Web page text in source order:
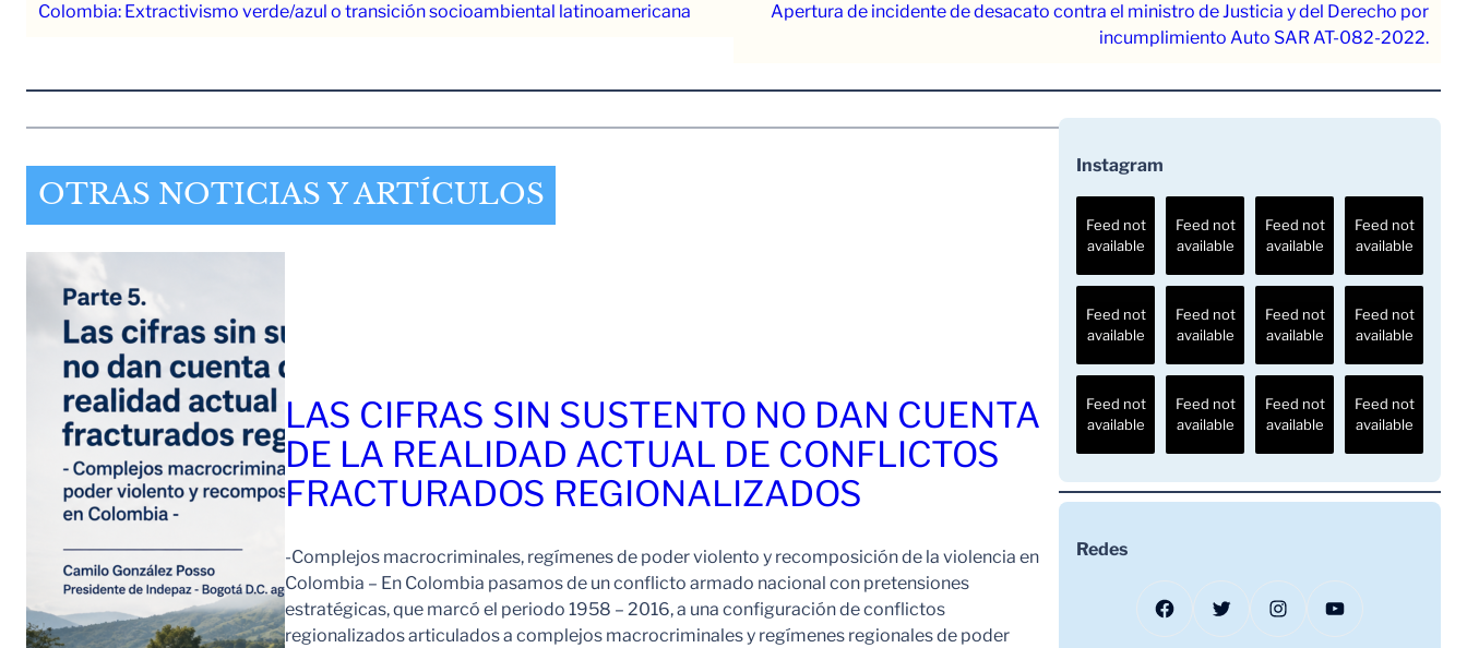
Colombia: Extractivismo verde/azul o transición socioambiental latinoamericana
Apertura de incidente de desacato contra el ministro de Justicia y del Derecho por
incumplimiento Auto SAR AT-082-2022.
OTRAS NOTICIAS Y ARTÍCULOS
LAS CIFRAS SIN SUSTENTO NO DAN CUENTA
DE LA REALIDAD ACTUAL DE CONFLICTOS
FRACTURADOS REGIONALIZADOS
-Complejos macrocriminales, regímenes de poder violento y recomposición de la violencia en
Colombia – En Colombia pasamos de un conflicto armado nacional con pretensiones
estratégicas, que marcó el periodo 1958 – 2016, a una configuración de conflictos
regionalizados articulados a complejos macrocriminales y regímenes regionales de poder
Instagram
Feed not
available
Feed not
available
Feed not
available
Feed not
available
Feed not
available
Feed not
available
Feed not
available
Feed not
available
Feed not
available
Feed not
available
Feed not
available
Feed not
available
Redes
Facebook Twitter Instagram YouTube